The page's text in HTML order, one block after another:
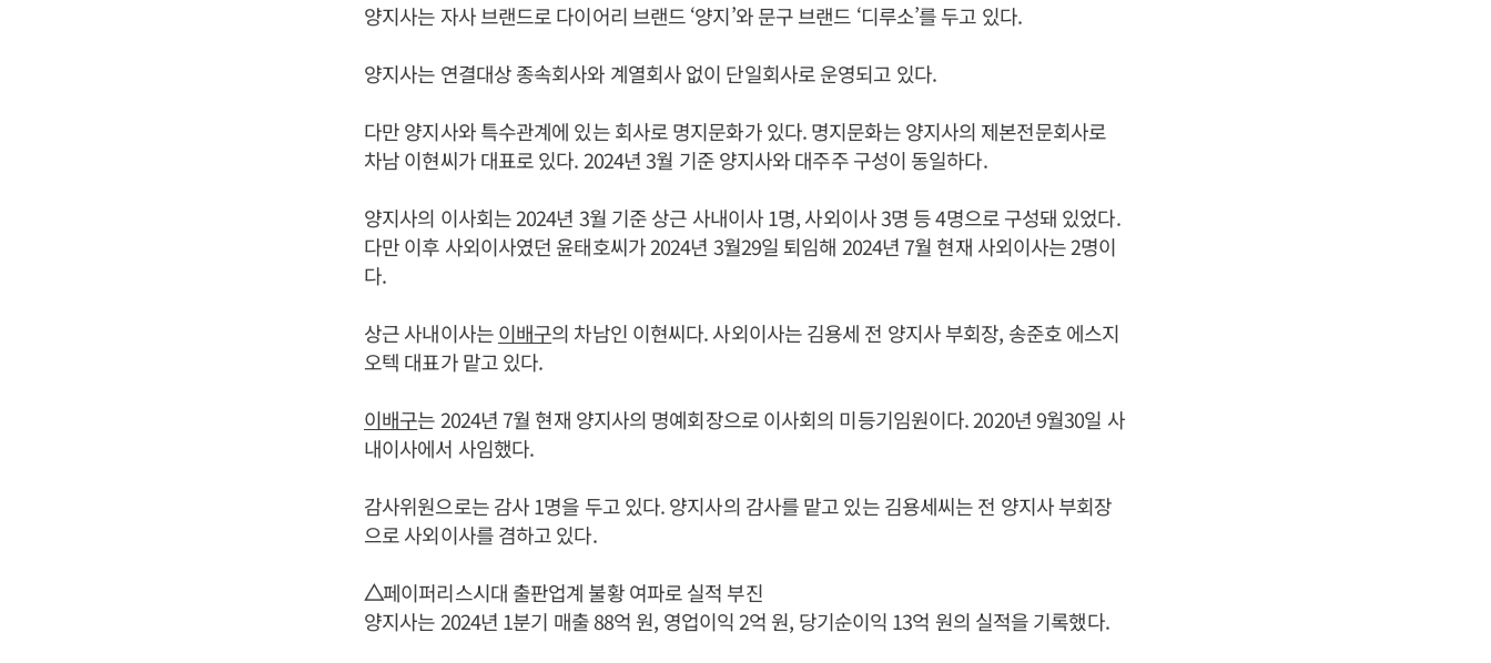
양지사는 자사 브랜드로 다이어리 브랜드 ‘양지’와 문구 브랜드 ‘디루소’를 두고 있다.
양지사는 연결대상 종속회사와 계열회사 없이 단일회사로 운영되고 있다.
다만 양지사와 특수관계에 있는 회사로 명지문화가 있다. 명지문화는 양지사의 제본전문회사로
차남 이현씨가 대표로 있다. 2024년 3월 기준 양지사와 대주주 구성이 동일하다.
양지사의 이사회는 2024년 3월 기준 상근 사내이사 1명, 사외이사 3명 등 4명으로 구성돼 있었다.
다만 이후 사외이사였던 윤태호씨가 2024년 3월29일 퇴임해 2024년 7월 현재 사외이사는 2명이
다.
상근 사내이사는이배구의 차남인 이현씨다. 사외이사는 김용세 전 양지사 부회장, 송준호 에스지
오텍 대표가 맡고 있다.
이배구는 2024년 7월 현재 양지사의 명예회장으로 이사회의 미등기임원이다. 2020년 9월30일 사
내이사에서 사임했다.
감사위원으로는 감사 1명을 두고 있다. 양지사의 감사를 맡고 있는 김용세씨는 전 양지사 부회장
으로 사외이사를 겸하고 있다.
△페이퍼리스시대 출판업계 불황 여파로 실적 부진
양지사는 2024년 1분기 매출 88억 원, 영업이익 2억 원, 당기순이익 13억 원의 실적을 기록했다.